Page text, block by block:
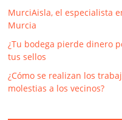
MurciAisla, el especialista
Murcia
¿Tu bodega pierde dinero
tus sellos
¿Cómo se realizan los
molestias a los vecinos?